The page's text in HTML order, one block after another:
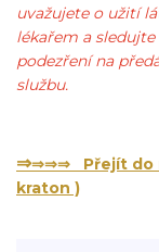
uvažujete o užití
lékařem a
podezření na
službu.
⇒⇒⇒⇒ Přejít do
kraton )